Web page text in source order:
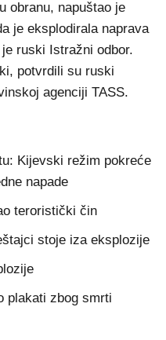
obranu, napuštao je
je eksplodirala naprava
ruski Istražni odbor.
potvrdili su ruski
agenciji TASS.
Kijevski režim pokreće
napade
teroristički čin
stoje iza eksplozije
plakati zbog smrti